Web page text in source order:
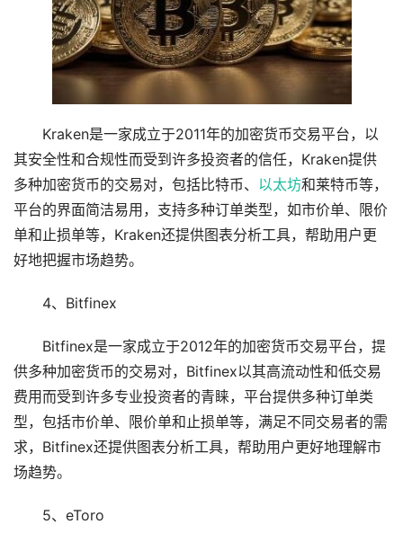
Kraken是一家成立于2011年的加密货币交易平台，以
其安全性和合规性而受到许多投资者的信任，Kraken提供
多种加密货币的交易对，包括比特币、 以太坊和莱特币等，
平台的界面简洁易用，支持多种订单类型，如市价单、限价
单和止损单等，Kraken还提供图表分析工具，帮助用户更
好地把握市场趋势。
4、Bitfinex
Bitfinex是一家成立于2012年的加密货币交易平台，提
供多种加密货币的交易对，Bitfinex以其高流动性和低交易
费用而受到许多专业投资者的青睐，平台提供多种订单类
型，包括市价单、限价单和止损单等，满足不同交易者的需
求，Bitfinex还提供图表分析工具，帮助用户更好地理解市
场趋势。
5、eToro